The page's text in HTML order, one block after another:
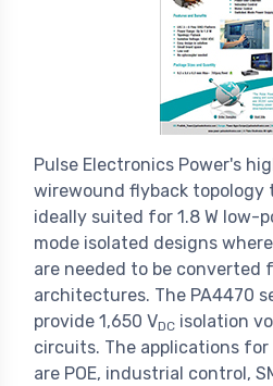
Pulse Electronics Power's
wirewound flyback topology
ideally suited for 1.8 W low-
mode isolated designs where
are needed to be converted
architectures. The PA4470
provide 1,650 VDC isolation
circuits. The applications
are POE, industrial control,